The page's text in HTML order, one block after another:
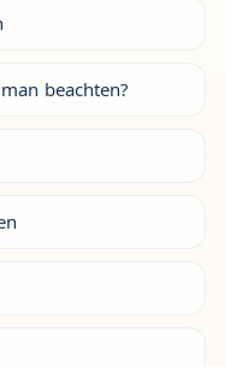
beachten?